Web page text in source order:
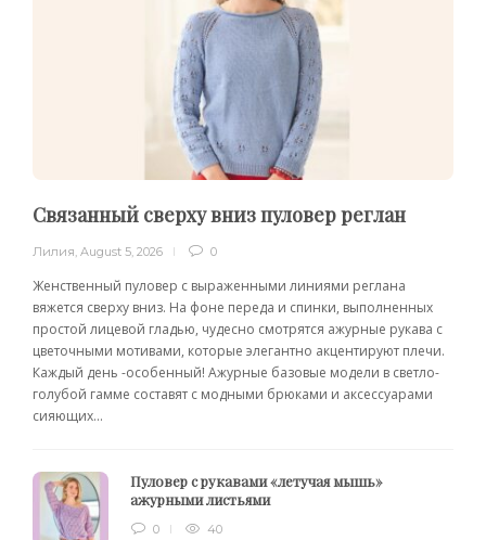
Связанный сверху вниз пуловер реглан
Лилия August 5, 2026 0
Женственный пуловер с выраженными линиями реглана
вяжется сверху вниз. На фоне переда и спинки, выполненных
простой лицевой гладью, чудесно смотрятся ажурные рукава с
цветочными мотивами, которые элегантно акцентируют плечи.
Каждый день -особенный! Ажурные базовые модели в светло-
голубой гамме составят с модными брюками и аксессуарами
сияющих...
Пуловер с рукавами «летучая мышь»
ажурными листьями
0 40